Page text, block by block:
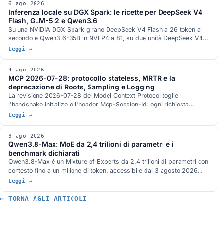
6 ago 2026
Inferenza locale su DGX Spark: le ricette per DeepSeek V4
Flash, GLM-5.2 e Qwen3.6
Su una NVIDIA DGX Spark girano DeepSeek V4 Flash a 26 token al
secondo e Qwen3.6-35B in NVFP4 a 81, su due unità DeepSeek V4
Flash 0731 a 82, su tre GLM-5.2 con vision a 348k di contesto. Gli
parametri in 272 GB. L'hardware GB10 da 128 GB e 273 GB/s, e le
condizioni in cui ogni numero è stato misurato.
Leggi →
4 ago 2026
MCP 2026-07-28: protocollo stateless, MRTR e la
deprecazione di Roots, Sampling e Logging
La revisione 2026-07-28 del Model Context Protocol toglie
l'handshake initialize e l'header Mcp-Session-Id: ogni richiesta
viaggia da sola e un server MCP sta dietro un load balancer come un
Sampling e Logging sono deprecate con dodici mesi di finestra.
Leggi →
3 ago 2026
Qwen3.8-Max: MoE da 2,4 trilioni di parametri e i
benchmark dichiarati
Qwen3.8-Max è un Mixture of Experts da 2,4 trilioni di parametri con
contesto fino a un milione di token, accessibile dal 3 agosto 2026
attraverso le API di Model Studio e la piattaforma QwenWork. I pesi
ModelScope, senza un giorno preciso e con licenza non definita. I
Leggi →
← TORNA AGLI ARTICOLI